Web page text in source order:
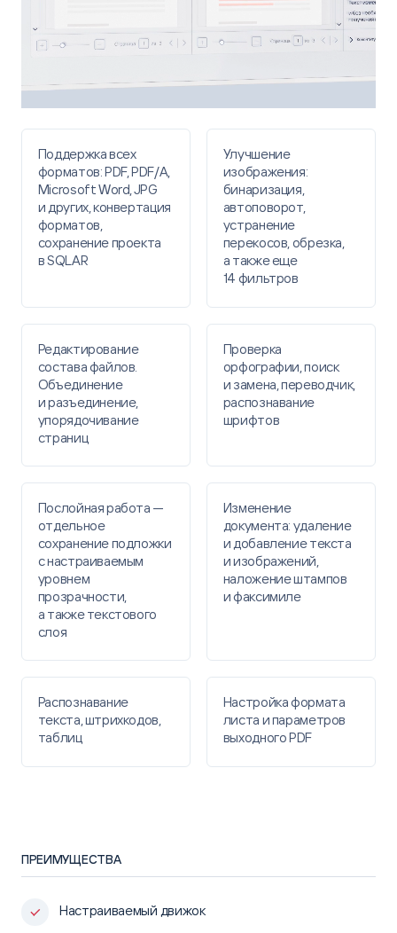
Поддержка всех
форматов: PDF, PDF/A,
Microsoft Word, JPG
и других, конвертация
форматов,
сохранение проекта
в SQLAR​
Улучшение
изображения:
бинаризация,
автоповорот,
устранение
перекосов, обрезка,
а также еще
14 фильтров
Редактирование
состава файлов.
Объединение
и разъединение,
упорядочивание
страниц
Проверка
орфографии, поиск
и замена, переводчик,
распознавание
шрифтов
Послойная работа —
отдельное
сохранение подложки
с настраиваемым
уровнем
прозрачности,
а также текстового
слоя
Изменение
документа: удаление
и добавление текста
и изображений,
наложение штампов
и факсимиле
Распознавание
текста, штрихкодов,
таблиц​
Настройка формата
листа и параметров
выходного PDF
ПРЕИМУЩЕСТВА
Настраиваемый движок